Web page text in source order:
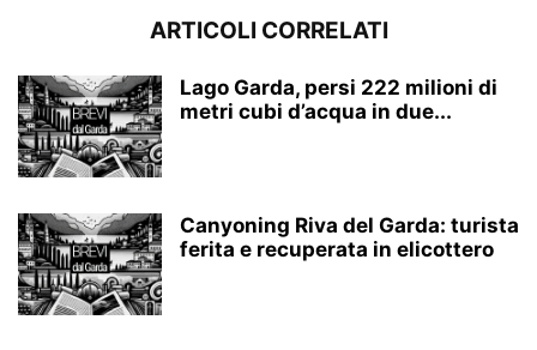
ARTICOLI CORRELATI
Lago Garda, persi 222 milioni di
metri cubi d’acqua in due...
Canyoning Riva del Garda: turista
ferita e recuperata in elicottero